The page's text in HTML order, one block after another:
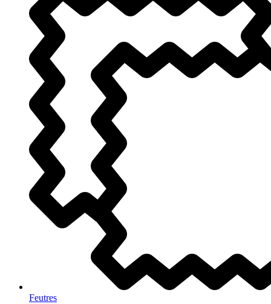
Feutres